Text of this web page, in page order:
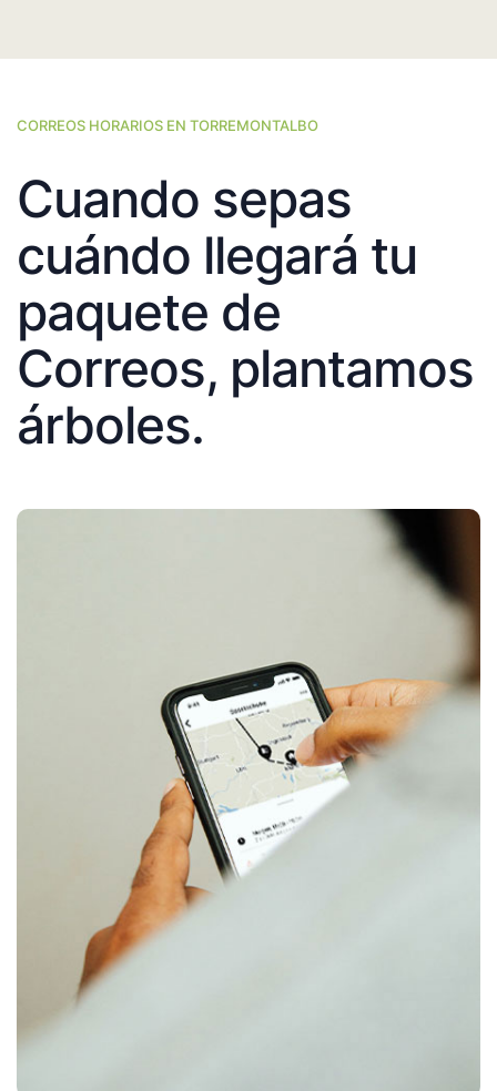
CORREOS HORARIOS EN TORREMONTALBO
Cuando sepas
cuándo llegará tu
paquete de
Correos, plantamos
árboles.